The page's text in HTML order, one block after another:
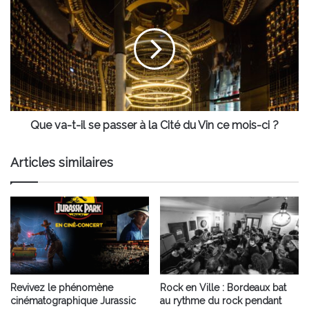
monde
va-
t-
il
se
passer
la
Cité
mois-
ci
?
Que va-t-il se passer à la Cité du Vin ce mois-ci ?
Articles similaires
Revivez le phénomène
cinématographique Jurassic
Rock en Ville : Bordeaux bat
au rythme du rock pendant